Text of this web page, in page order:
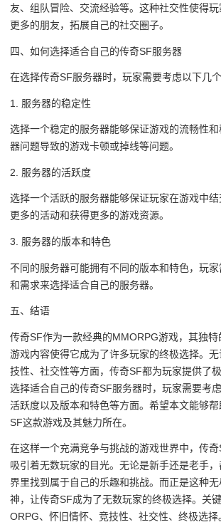
友、组队冒险、交流经验等。这种社交性使得
更多的朋友，拓展自己的社交圈子。
四、如何选择适合自己的传奇SF服务器
在选择传奇SF服务器时，玩家需要考虑以下几个
1. 服务器的稳定性
选择一个稳定的服务器能够保证游戏的流畅性
器问题导致的游戏卡顿或掉线等问题。
2. 服务器的活跃度
选择一个活跃的服务器能够保证玩家在游戏中
更多的活动和获得更多的游戏资源。
3. 服务器的版本和特色
不同的服务器可能拥有不同的版本和特色，玩
和需求来选择适合自己的服务器。
五、结语
传奇SF作为一款经典的MMORPG游戏，其独
游戏内容使得它成为了许多玩家的终极选择。
技性、社交性等方面，传奇SF都为玩家提供了
选择适合自己的传奇SF服务器时，玩家需要考
活跃度以及版本和特色等方面。希望本文能够
SF这款游戏及其魅力所在。
在这样一个充满竞争与挑战的游戏世界中，传
吸引着无数玩家的目光。无论是新手还是老手
界里找到属于自己的乐趣和挑战。而正是这种
神，让传奇SF成为了无数玩家的终极选择。关
ORPG、怀旧情怀、竞技性、社交性、终极选择